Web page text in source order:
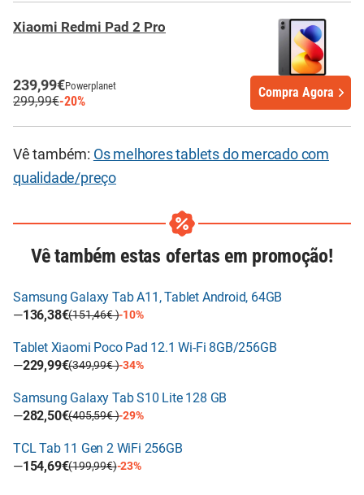
Xiaomi Redmi Pad 2 Pro
239,99€Powerplanet
299,99€-20%
Compra Agora
Vê também: Os melhores tablets do mercado com
qualidade/preço
Vê também estas ofertas em promoção!
Samsung Galaxy Tab A11, Tablet Android, 64GB
—136,38€(151,46€ )-10%
Tablet Xiaomi Poco Pad 12.1 Wi-Fi 8GB/256GB
—229,99€(349,99€ )-34%
Samsung Galaxy Tab S10 Lite 128 GB
—282,50€(405,59€ )-29%
TCL Tab 11 Gen 2 WiFi 256GB
—154,69€(199,99€)-23%